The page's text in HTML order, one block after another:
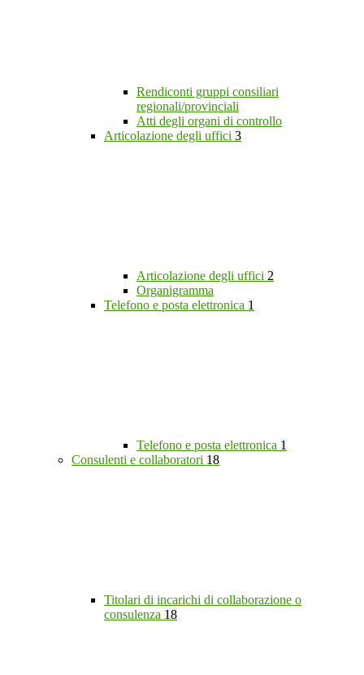
Rendiconti gruppi consiliari
regionali/provinciali
Atti degli organi di controllo
Articolazione degli uffici 3
Articolazione degli uffici 2
Organigramma
Telefono e posta elettronica 1
Telefono e posta elettronica 1
Consulenti e collaboratori 18
Titolari di incarichi di collaborazione o
consulenza 18